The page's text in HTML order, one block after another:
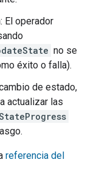
El operador
no se
éxito o falla).
de estado,
actualizar las
referencia del